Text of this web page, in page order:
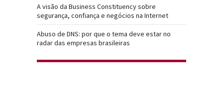
A visão da Business Constituency sobre
segurança, confiança e negócios na Internet
Abuso de DNS: por que o tema deve estar no
radar das empresas brasileiras